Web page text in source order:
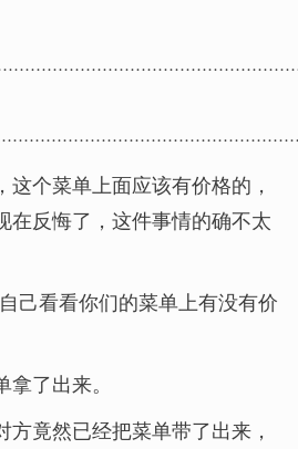
这个菜单上面应该有价格的，
在反悔了，这件事情的确不太
己看看你们的菜单上有没有价
了出来。
方竟然已经把菜单带了出来，